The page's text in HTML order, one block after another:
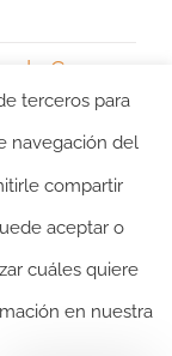
de Casa en
terceros para
navegación del
compartir
aceptar o
cuáles quiere
en nuestra